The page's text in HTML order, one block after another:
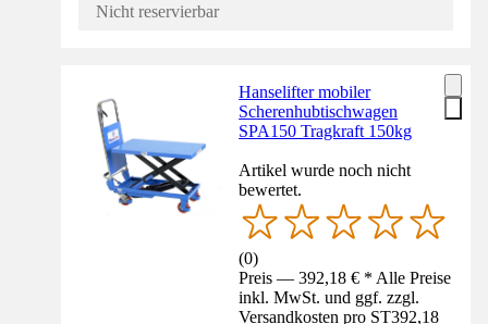
Nicht reservierbar
Hanselifter mobiler
Scherenhubtischwagen
SPA150 Tragkraft 150kg
Artikel wurde noch nicht
bewertet.
(0)
Preis — 392,18 € * Alle Preise
inkl. MwSt. und ggf. zzgl.
Versandkosten pro ST392,18